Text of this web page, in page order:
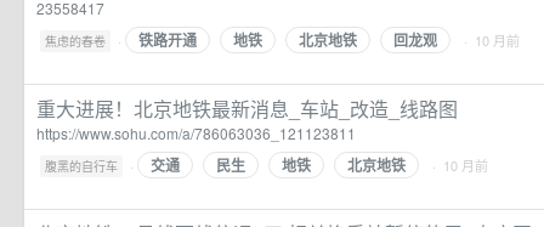
23558417
焦虑的春卷 · 铁路开通 地铁 北京地铁 回龙观 · 10 月前
重大进展！北京地铁最新消息_车站_改造_线路图
https://www.sohu.com/a/786063036_121123811
腹黑的自行车 · 交通 民生 地铁 北京地铁 · 10 月前